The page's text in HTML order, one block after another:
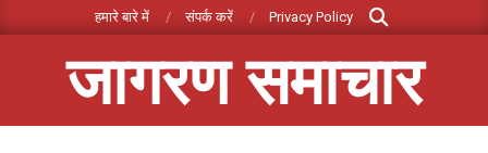
to
हमारे बारे में संपर्क करें Privacy Policy
Search
जागरण समाचार